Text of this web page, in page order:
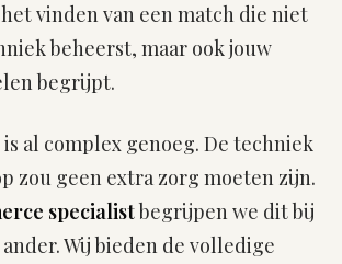
vinden van een match die niet
beheerst, maar ook jouw
begrijpt.
al complex genoeg. De techniek
zou geen extra zorg moeten zijn.
specialistbegrijpen we dit bij
Wij bieden de volledige